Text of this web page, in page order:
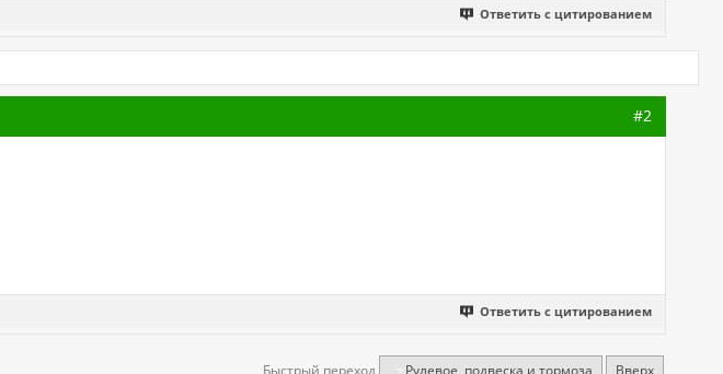
Ответить с цитированием
#2
Ответить с цитированием
Быстрый переход Рулевое, подвеска и тормоза Вверх